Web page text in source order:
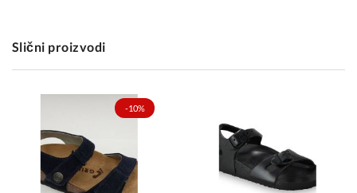
Slični proizvodi
-10%